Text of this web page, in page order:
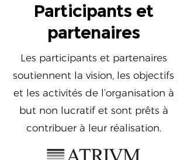
Participants et
partenaires
Les participants et partenaires
soutiennent la vision, les objectifs
et les activités de l’organisation à
but non lucratif et sont prêts à
contribuer à leur réalisation.